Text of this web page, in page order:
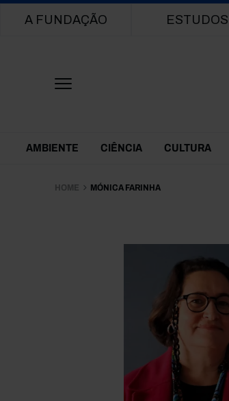
Main navigation
A FUNDAÇÃO ESTUDOS
Themes Menu
AMBIENTE CIÊNCIA CULTURA
HOME MÓNICA FARINHA